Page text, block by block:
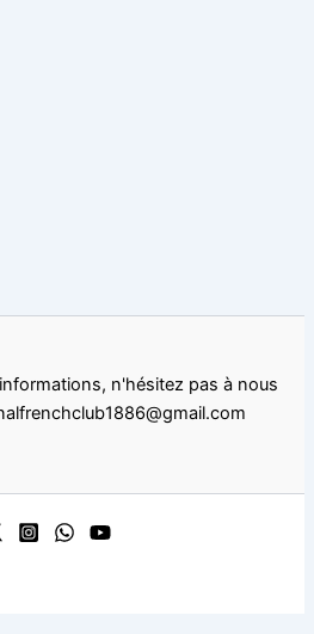
n'hésitez pas à nous